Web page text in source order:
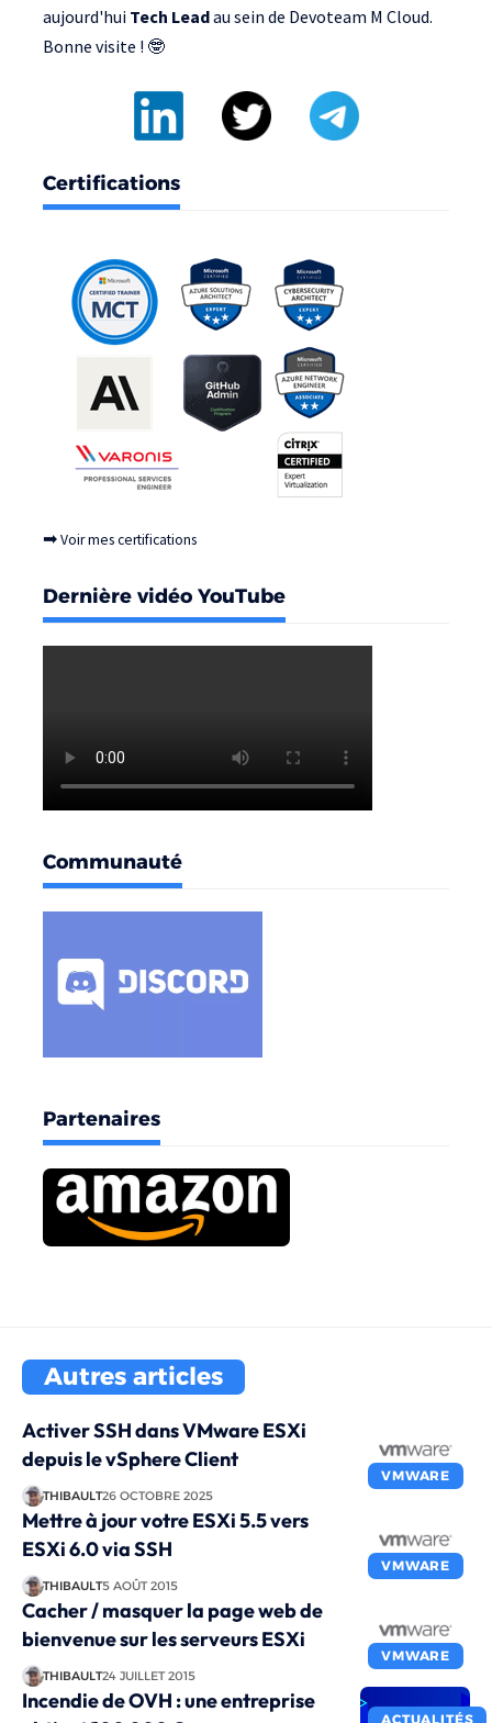
aujourd'hui Tech Leadau sein de Devoteam M Cloud.
Bonne visite ! 🤓
Certifications
➡Voir mes certifications
Dernière vidéo YouTube
Communauté
Partenaires
Autres articles
VMWARE
Activer SSH dans VMware ESXi
depuis le vSphere Client
THIBAULT26 OCTOBRE 2025
VMWARE
Mettre à jour votre ESXi 5.5 vers
ESXi 6.0 via SSH
THIBAULT5 AOÛT 2015
VMWARE
Cacher / masquer la page web de
bienvenue sur les serveurs ESXi
THIBAULT24 JUILLET 2015
ACTUALITÉS
Incendie de OVH : une entreprise